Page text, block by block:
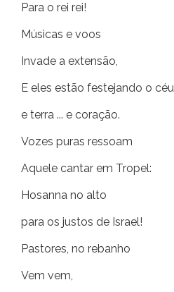
Para o rei rei!
Músicas e voos
Invade a extensão,
E eles estão festejando o céu
e terra ... e coração.
Vozes puras ressoam
Aquele cantar em Tropel:
Hosanna no alto
para os justos de Israel!
Pastores, no rebanho
Vem vem,